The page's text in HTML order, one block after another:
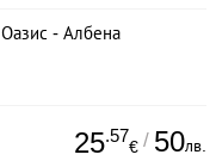
Оазис - Албена
25.57
€ / 50лв.